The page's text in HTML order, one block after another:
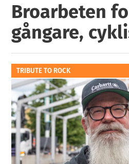
Broarbeten
gångare,
TRIBUTE TO ROCK